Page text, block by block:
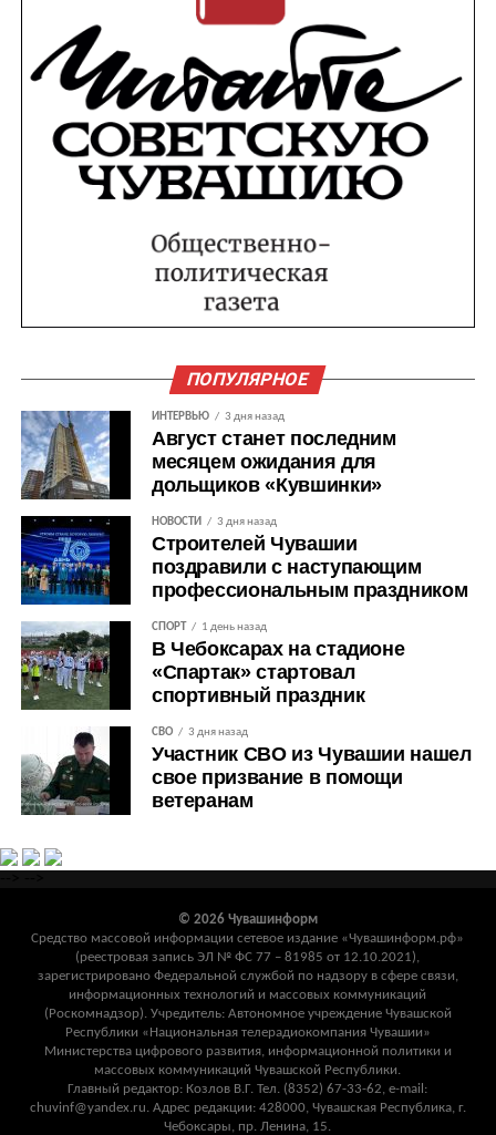
ПОПУЛЯРНОЕ
ИНТЕРВЬЮ 3 дня назад
Август станет последним
месяцем ожидания для
дольщиков «Кувшинки»
НОВОСТИ 3 дня назад
Строителей Чувашии
поздравили с наступающим
профессиональным праздником
СПОРТ 1 день назад
В Чебоксарах на стадионе
«Спартак» стартовал
спортивный праздник
СВО 3 дня назад
Участник СВО из Чувашии нашел
свое призвание в помощи
ветеранам
© 2026 Чувашинформ
Средство массовой информации сетевое издание «Чувашинформ.рф»
(реестровая запись ЭЛ № ФС 77 – 81985 от 12.10.2021),
зарегистрировано Федеральной службой по надзору в сфере связи,
информационных технологий и массовых коммуникаций
(Роскомнадзор). Учредитель: Автономное учреждение Чувашской
Республики «Национальная телерадиокомпания Чувашии»
Министерства цифрового развития, информационной политики и
массовых коммуникаций Чувашской Республики.
Главный редактор: Козлов В.Г. Тел. (8352) 67-33-62, e-mail:
chuvinf@yandex.ru. Адрес редакции: 428000, Чувашская Республика, г.
Чебоксары, пр. Ленина, 15.